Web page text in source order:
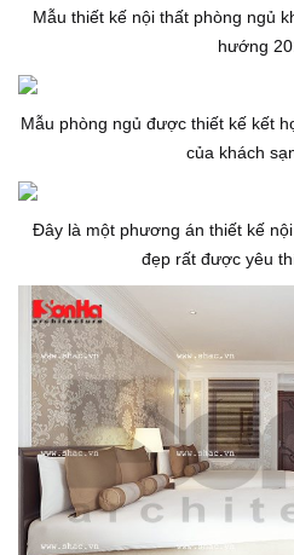
Mẫu thiết kế nội thất phòng ngủ
hướng
Mẫu phòng ngủ được thiết kế kết
của khách
Đây là một phương án thiết kế
đẹp rất được yêu